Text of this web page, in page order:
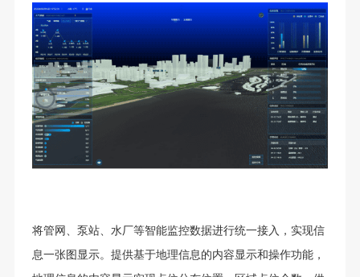
将管网、泵站、水厂等智能监控数据进行统一接入，实现信
息一张图显示。提供基于地理信息的内容显示和操作功能，